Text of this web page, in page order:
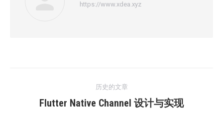
https://www.xdea.xyz
历史的文章
历
Flutter Native Channel 设计与实现